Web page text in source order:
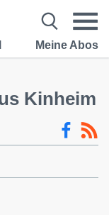
Meine Abos
Kinheim